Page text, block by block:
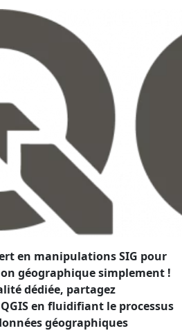
en manipulations SIG pour
géographique simplement !
dédiée, partagez
en fluidifiant le processus
géographiques